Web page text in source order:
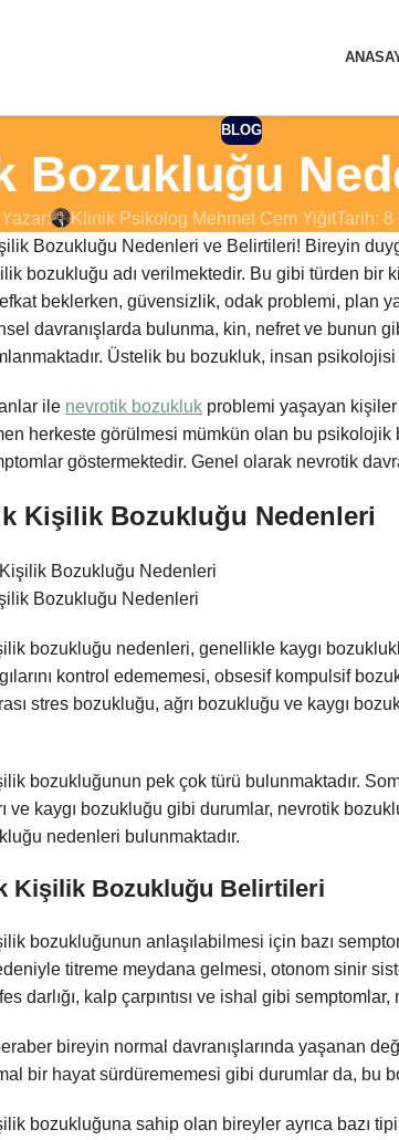
BLOG
Bozukluğu
Yazar: Klinik Psikolog Mehmet Cem YiğitTarih: 8
Bozukluğu Nedenleri ve Belirtileri! Bireyin
bozukluğu adı verilmektedir. Bu gibi türden bir
beklerken, güvensizlik, odak problemi, plan
davranışlarda bulunma, kin, nefret ve bunun
Üstelik bu bozukluk, insan
ile nevrotik bozuklukproblemi yaşayan kişiler
herkeste görülmesi mümkün olan bu
göstermektedir. Genel olarak nevrotik
Kişilik Bozukluğu Nedenleri
Bozukluğu Nedenleri
bozukluğu nedenleri, genellikle kaygı
kontrol edememesi, obsesif kompulsif
stres bozukluğu, ağrı bozukluğu ve kaygı
bozukluğunun pek çok türü bulunmaktadır.
ve kaygı bozukluğu gibi durumlar, nevrotik
nedenleri bulunmaktadır.
Kişilik Bozukluğu Belirtileri
bozukluğunun anlaşılabilmesi için bazı
titreme meydana gelmesi, otonom sinir
darlığı, kalp çarpıntısı ve ishal gibi
bireyin normal davranışlarında yaşanan
bir hayat sürdürememesi gibi durumlar da, bu
bozukluğuna sahip olan bireyler ayrıca bazı